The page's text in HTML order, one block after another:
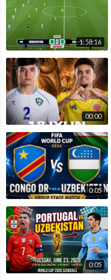
1:58:16
00:00
0:05
0:05